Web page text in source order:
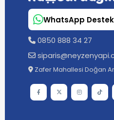
WhatsApp
0850 888 34 27
Zafer Mahallesi Doğan